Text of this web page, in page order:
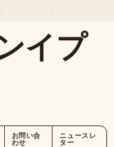
イプ
お問い合
わせ
ニュースレ
ター